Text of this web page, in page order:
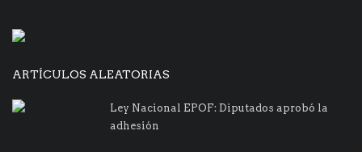
ARTÍCULOS ALEATORIAS
Ley Nacional EPOF: Diputados aprobó la
adhesión